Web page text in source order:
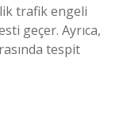
trafik engeli
geçer. Ayrıca,
tespit